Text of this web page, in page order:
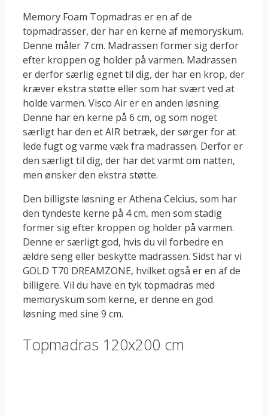
Memory Foam Topmadras er en af de
topmadrasser, der har en kerne af memoryskum.
Denne måler 7 cm. Madrassen former sig derfor
efter kroppen og holder på varmen. Madrassen
er derfor særlig egnet til dig, der har en krop, der
kræver ekstra støtte eller som har svært ved at
holde varmen. Visco Air er en anden løsning.
Denne har en kerne på 6 cm, og som noget
særligt har den et AIR betræk, der sørger for at
lede fugt og varme væk fra madrassen. Derfor er
den særligt til dig, der har det varmt om natten,
men ønsker den ekstra støtte.
Den billigste løsning er Athena Celcius, som har
den tyndeste kerne på 4 cm, men som stadig
former sig efter kroppen og holder på varmen.
Denne er særligt god, hvis du vil forbedre en
ældre seng eller beskytte madrassen. Sidst har vi
GOLD T70 DREAMZONE, hvilket også er en af de
billigere. Vil du have en tyk topmadras med
memoryskum som kerne, er denne en god
løsning med sine 9 cm.
Topmadras 120x200 cm